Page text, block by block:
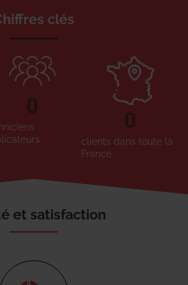
clés
0
clients dans toute la
France
0
et satisfaction